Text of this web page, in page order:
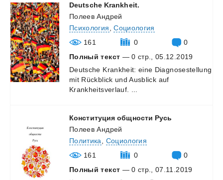
Deutsche Krankheit.
Полеев Андрей
Психология ,Социология
161
0
0
Полный текст — 0 стр., 05.12.2019
Deutsche Krankheit: eine Diagnosestellung
mit Rückblick und Ausblick auf
Krankheitsverlauf.
Конституция общности Русь
Полеев Андрей
Политика
Социология
161
0
0
Полный текст — 0 стр., 07.11.2019